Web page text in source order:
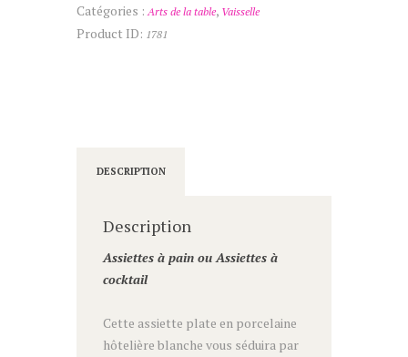
pain/cocktail
Catégories : Arts de la table, Vaisselle
Product ID: 1781
DESCRIPTION
Description
Assiettes à pain ou Assiettes à
cocktail
Cette assiette plate en porcelaine
hôtelière blanche vous séduira par